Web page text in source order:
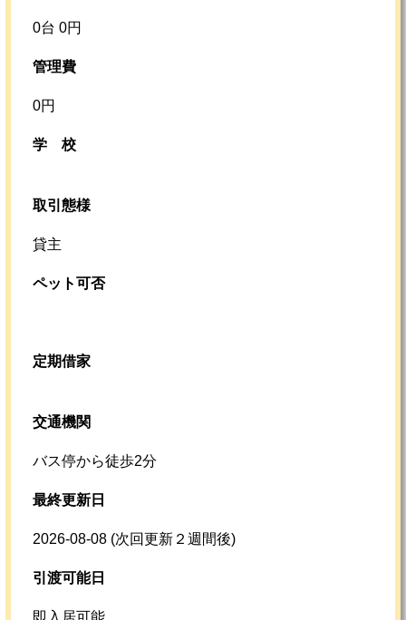
0台 0円
管理費
0円
学校
取引態様
貸主
ペット可否
定期借家
交通機関
バス停から徒歩2分
最終更新日
2026-08-08 (次回更新２週間後)
引渡可能日